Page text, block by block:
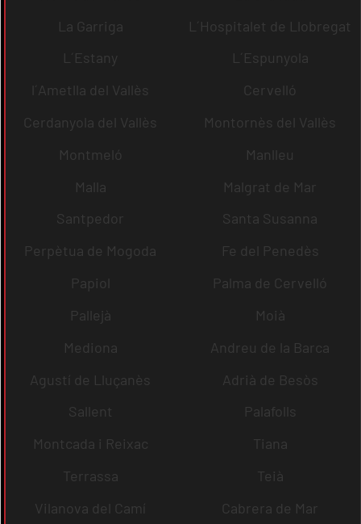
La Garriga
L´Hospitalet de Llobregat
L´Estany
L´Espunyola
l´Ametlla del Vallès
Cervelló
Cerdanyola del Vallès
Montornès del Vallès
Montmeló
Manlleu
Malla
Malgrat de Mar
Santpedor
Santa Susanna
Perpètua de Mogoda
Fe del Penedès
Papiol
Palma de Cervelló
Pallejà
Moià
Mediona
Andreu de la Barca
Agustí de Lluçanès
Adrià de Besòs
Sallent
Palafolls
Montcada i Reixac
Tiana
Terrassa
Teià
Vilanova del Camí
Cabrera de Mar